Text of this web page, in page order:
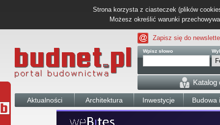
Strona korzysta z ciasteczek (plików
Możesz określić warunki
Zapisz się do
Wpisz słowo
Katalog
Aktualności Architektura Inwestycje Budowa